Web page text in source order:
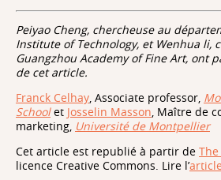
Peiyao Cheng, chercheuse au
Institute of Technology, et Wenhua li,
Guangzhou Academy of Fine Art, ont
de cet article.
Franck Celhay , Associate professor,
Schoolet Josselin Masson , Maître de
marketing, Université de Montpellier
Cet article est republié à partir de
licence Creative Commons. Lire l’